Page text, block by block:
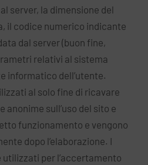
server, la dimensione del
il codice numerico indicante
dal server (buon fine,
relativi al sistema
informatico dell’utente.
al solo fine di ricavare
sull’uso del sito e
funzionamento e vengono
dopo l’elaborazione. I
per l’accertamento